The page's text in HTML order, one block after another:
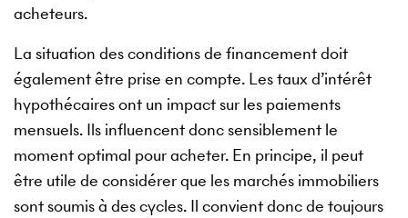
acheteurs.
La situation des conditions de financement doit
également être prise en compte. Les taux d’intérêt
hypothécaires ont un impact sur les paiements
mensuels. Ils influencent donc sensiblement le
moment optimal pour acheter. En principe, il peut
être utile de considérer que les marchés immobiliers
sont soumis à des cycles. Il convient donc de toujours